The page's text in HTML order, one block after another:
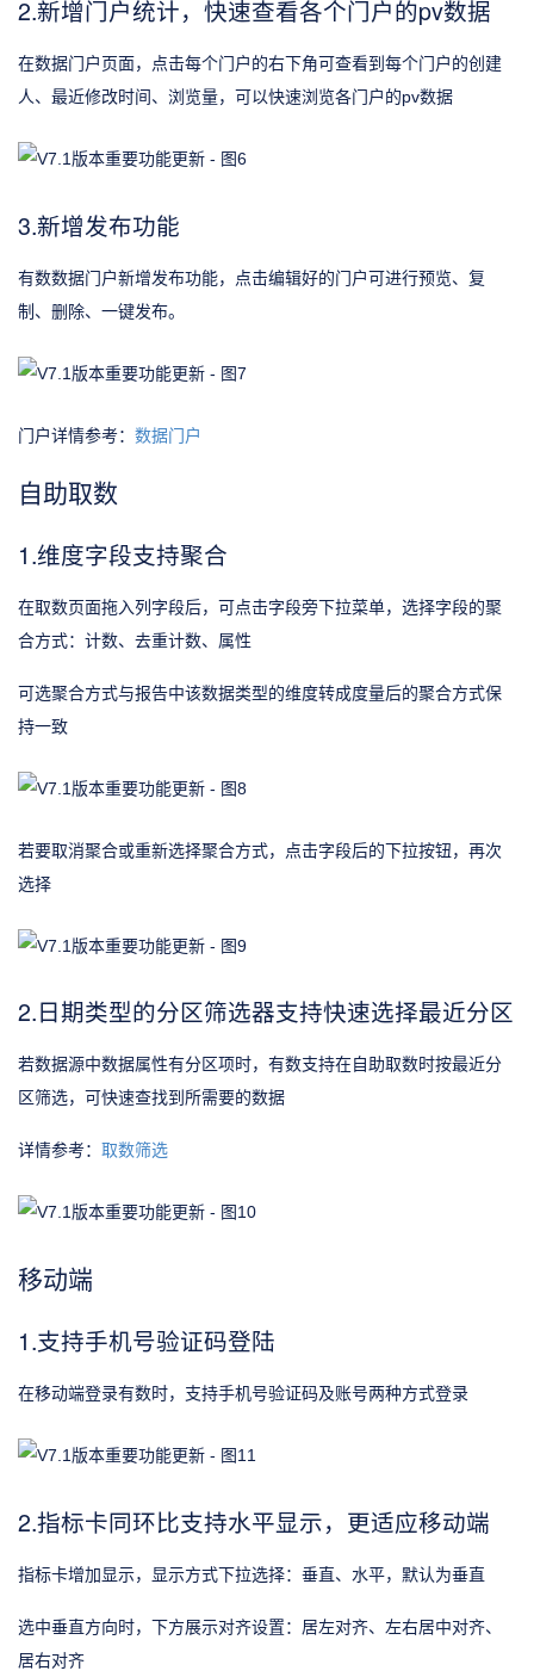
2.新增门户统计，快速查看各个门户的pv数据
在数据门户页面，点击每个门户的右下角可查看到每个门户的创建
人、最近修改时间、浏览量，可以快速浏览各门户的pv数据
3.新增发布功能
有数数据门户新增发布功能，点击编辑好的门户可进行预览、复
制、删除、一键发布。
门户详情参考： 数据门户
自助取数
1.维度字段支持聚合
在取数页面拖入列字段后，可点击字段旁下拉菜单，选择字段的聚
合方式：计数、去重计数、属性
可选聚合方式与报告中该数据类型的维度转成度量后的聚合方式保
持一致
若要取消聚合或重新选择聚合方式，点击字段后的下拉按钮，再次
选择
2.日期类型的分区筛选器支持快速选择最近分区
若数据源中数据属性有分区项时，有数支持在自助取数时按最近分
区筛选，可快速查找到所需要的数据
详情参考： 取数筛选
移动端
1.支持手机号验证码登陆
在移动端登录有数时，支持手机号验证码及账号两种方式登录
2.指标卡同环比支持水平显示，更适应移动端
指标卡增加显示，显示方式下拉选择：垂直、水平，默认为垂直
选中垂直方向时，下方展示对齐设置：居左对齐、左右居中对齐、
居右对齐